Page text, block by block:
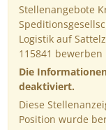
Stellenangebote
Logistik auf
115841 bewerben
Die
deaktiviert.
Diese
Position wurde